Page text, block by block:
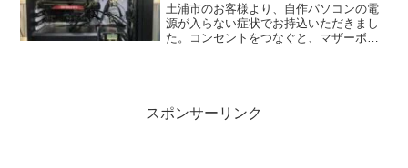
土浦市のお客様より、自作パソコンの電
源が入らない症状でお持込いただきまし
た。コンセントをつなぐと、マザーボー
スポンサーリンク